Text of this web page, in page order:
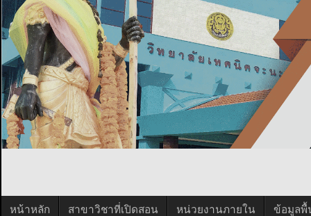
หน้าหลัก สาขาวิชาที่เปิดสอน หน่วยงานภายใน ข้อมูลพื้